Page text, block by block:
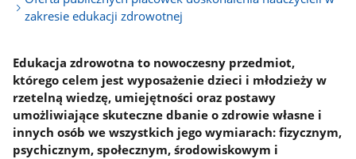
zakresie edukacji zdrowotnej
Edukacja zdrowotna to nowoczesny przedmiot,
którego celem jest wyposażenie dzieci i młodzieży w
rzetelną wiedzę, umiejętności oraz postawy
umożliwiające skuteczne dbanie o zdrowie własne i
innych osób we wszystkich jego wymiarach: fizycznym,
psychicznym, społecznym, środowiskowym i